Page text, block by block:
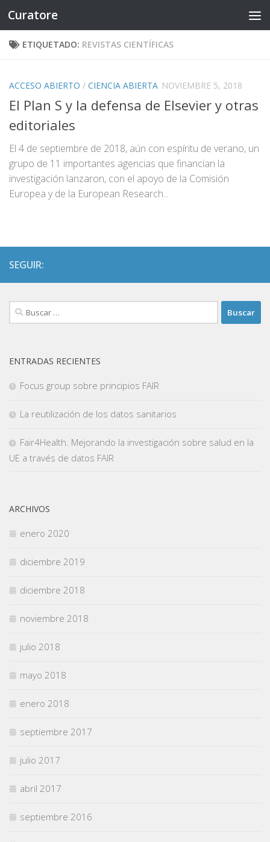
Saltar al contenido
Curatore
ETIQUETADO: REVISTAS CIENTÍFICAS
ACCESO ABIERTO / CIENCIA ABIERTA NOVIEMBRE 5, 2018
El Plan S y la defensa de Elsevier y otras
editoriales
El 4 de septiembre de 2018, aún con espíritu de verano, un
grupo de 11 importantes agencias que financian la
investigación lanzaron, con el apoyo de la Comisión
Europea y de la European Research...
SEGUIR:
Buscar:
ENTRADAS RECIENTES
Focus group sobre principios FAIR
La reutilización de los datos sanitarios
Fair4Health. Mejorando la investigación sobre salud en la
UE a través de datos FAIR
ARCHIVOS
enero 2020
diciembre 2019
diciembre 2018
noviembre 2018
julio 2018
mayo 2018
enero 2018
septiembre 2017
julio 2017
abril 2017
septiembre 2016